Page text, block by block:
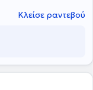
Κλείσε ραντεβού